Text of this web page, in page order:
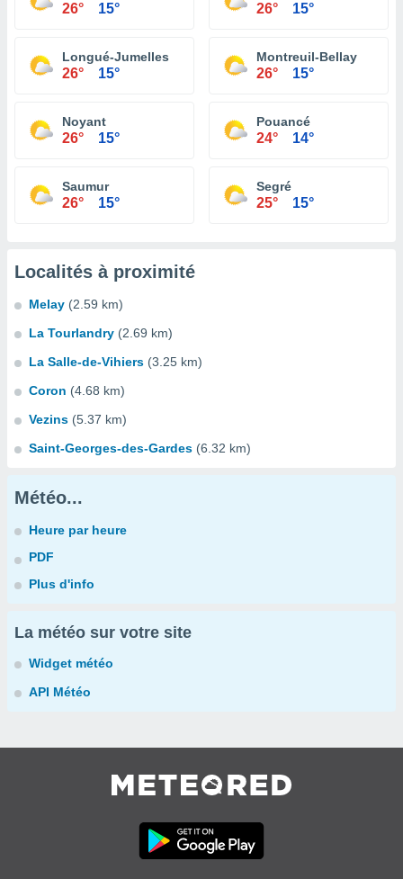
26° 15° 26° 15°
Longué-Jumelles
26° 15°
Montreuil-Bellay
26° 15°
Noyant
26° 15°
Pouancé
24° 14°
Saumur
26° 15°
Segré
25° 15°
Localités à proximité
Melay (2.59 km)
La Tourlandry (2.69 km)
La Salle-de-Vihiers (3.25 km)
Coron (4.68 km)
Vezins (5.37 km)
Saint-Georges-des-Gardes (6.32 km)
Météo...
Heure par heure
PDF
Plus d'info
La météo sur votre site
Widget météo
API Météo